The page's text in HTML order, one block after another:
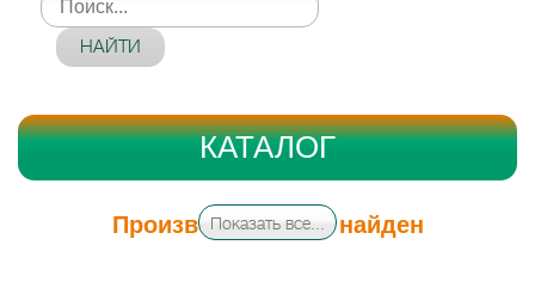
НАЙТИ
Производитель не найден
КАТАЛОГ
Показать все...